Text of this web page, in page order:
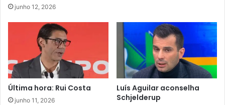
junho 12, 2026
Última hora: Rui Costa
junho 11, 2026
Luís Aguilar aconselha
Schjelderup